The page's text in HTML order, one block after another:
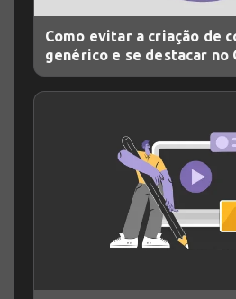
Como evitar a criação de
genérico e se destacar no